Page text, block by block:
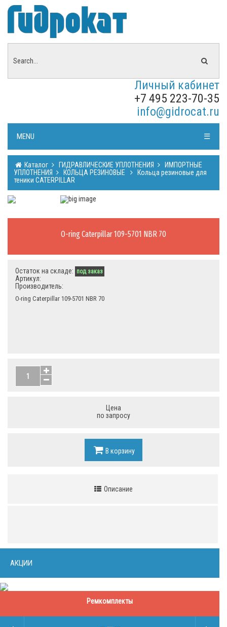
Личный кабинет
+7 495 223-70-35
info@gidrocat.ru
MENU ☰
Каталог ГИДРАВЛИЧЕСКИЕ УПЛОТНЕНИЯ
ИМПОРТНЫЕ
УПЛОТНЕНИЯ
КОЛЬЦА РЕЗИНОВЫЕ
Кольца резиновые для
теники CATERPILLAR
O-ring Caterpillar 109-5701 NBR 70
Остаток на складе: под заказ
Артикул:
Производитель:
O-ring Caterpillar 109-5701 NBR 70
Цена
по запросу
В корзину
Описание
АКЦИИ
Ремкомплекты